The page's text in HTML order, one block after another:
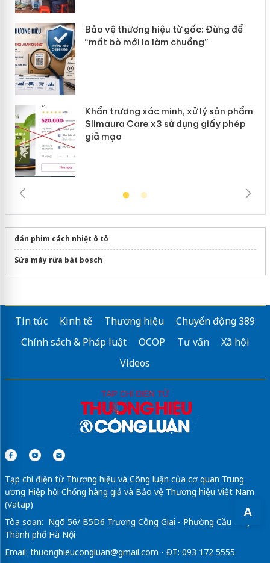
A
Bảo vệ thương hiệu từ gốc: Đừng để
“mất bò mới lo làm chuồng”
Khẩn trương xác minh, xử lý sản phẩm
Slimaura Care x3 sử dụng giấy phép
giả mạo
dán phim cách nhiệt ô tô
Sửa máy rửa bát bosch
Tin tức Kinh tế Thương hiệu
Chuyển động 389
Chính sách & Pháp luật
OCOP Tư vấn
Xã hội
Videos
Tạp chí điện tử Thương hiệu và Công luận của cơ quan Trung
ương Hiệp hội Chống hàng giả và Bảo vệ Thương hiệu Việt Nam
(Vatap)
Tòa soạn: Ngõ 56/ B5D6 Trương Công Giai - Phường Cầu Giấy -
Thành phố Hà Nội
Email: thuonghieucongluan@gmail.com - ĐT: 093 172 5555